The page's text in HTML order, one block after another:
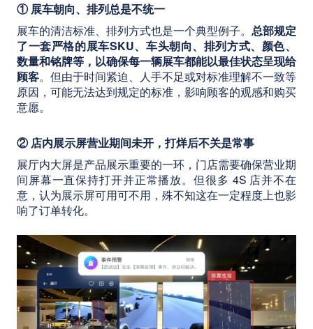
① 展车朝向、排列总是不统一
展车的清洁标准、排列方式也是一个典型例子。 总部规定
了一套严格的展车SKU、车头朝向、排列方式、颜色、
数量和铭牌等，以确保每一辆展车都能以最佳状态呈现给
顾客。但由于时间紧迫、人手不足或对标准理解不一致等
原因，可能无法达到规定的标准，影响顾客的观感和购买
意愿。
② 店内展示屏营业期间未开，打烊后不关是常事
展厅内大屏是产品展示重要的一环，门店需要确保营业期
间屏幕一直保持打开并正常播放。但很多 4S 店并不在
意，认为展示屏可用可不用，殊不知这在一定程度上也影
响了订单转化。